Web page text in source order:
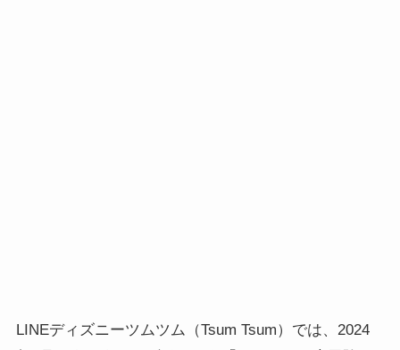
LINEディズニーツムツム（Tsum Tsum）では、2024